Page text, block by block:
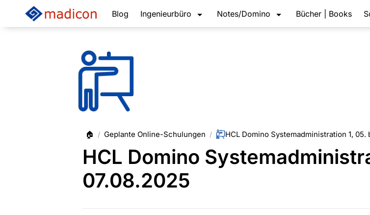
Blog Ingenieurbüro Notes/Domino Bücher | Books
🏠 / Geplante Online-Schulungen / HCL Domino Systemadministration 1, 05.
HCL Domino
07.08.2025